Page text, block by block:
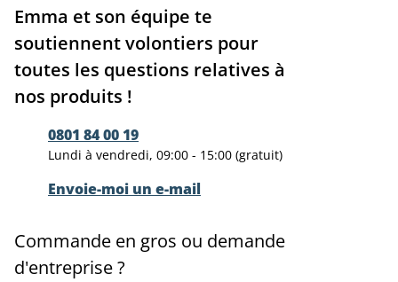
Emma et son équipe te
soutiennent volontiers pour
toutes les questions relatives à
nos produits !
0801 84 00 19
Lundi à vendredi, 09:00 - 15:00 (gratuit)
Envoie-moi un e-mail
Commande en gros ou demande
d'entreprise ?